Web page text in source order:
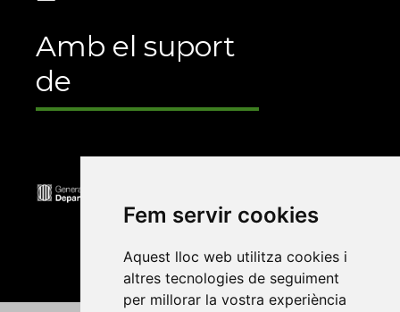
Fem servir cookies
Aquest lloc web utilitza cookies i
altres tecnologies de seguiment
per millorar la vostra experiència
Amb el suport
de